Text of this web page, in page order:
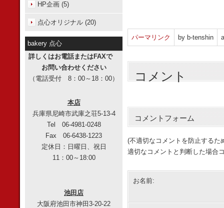
パーマリンク by b-tenshin
コメント
コメントフォーム
(不適切なコメントを防止するた
適切なコメントと判断した場合
お名前:
HP企画 (5)
点心オリジナル (20)
bakery 点心
詳しくはお電話またはFAXで
お問い合わせください
（電話受付 8：00～18：00）
本店
兵庫県尼崎市武庫之荘5-13-4
Tel 06-4981-0248
Fax 06-6438-1223
定休日：日曜日、祝日
11：00～18:00
池田店
大阪府池田市神田3-20-22